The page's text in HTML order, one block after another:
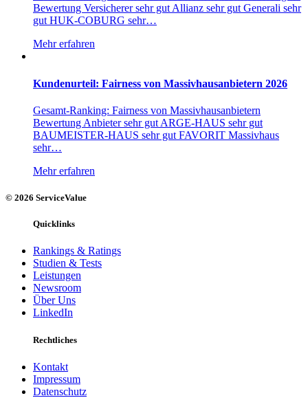
Bewertung Versicherer sehr gut Allianz sehr gut Generali sehr
gut HUK-COBURG sehr…
Mehr erfahren
Kundenurteil: Fairness von Massivhausanbietern 2026
Gesamt-Ranking: Fairness von Massivhausanbietern
Bewertung Anbieter sehr gut ARGE-HAUS sehr gut
BAUMEISTER-HAUS sehr gut FAVORIT Massivhaus
sehr…
Mehr erfahren
© 2026 ServiceValue
Quicklinks
Rankings & Ratings
Studien & Tests
Leistungen
Newsroom
Über Uns
LinkedIn
Rechtliches
Kontakt
Impressum
Datenschutz